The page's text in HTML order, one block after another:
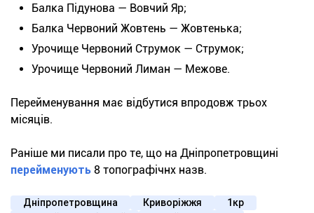
Балка Підунова — Вовчий Яр;
Балка Червоний Жовтень — Жовтенька;
Урочище Червоний Струмок — Струмок;
Урочище Червоний Лиман — Межове.
Перейменування має відбутися впродовж трьох
місяців.
Раніше ми писали про те, що на Дніпропетровщині
перейменують 8 топографічнх назв.
Дніпропетровщина Криворіжжя
1кр